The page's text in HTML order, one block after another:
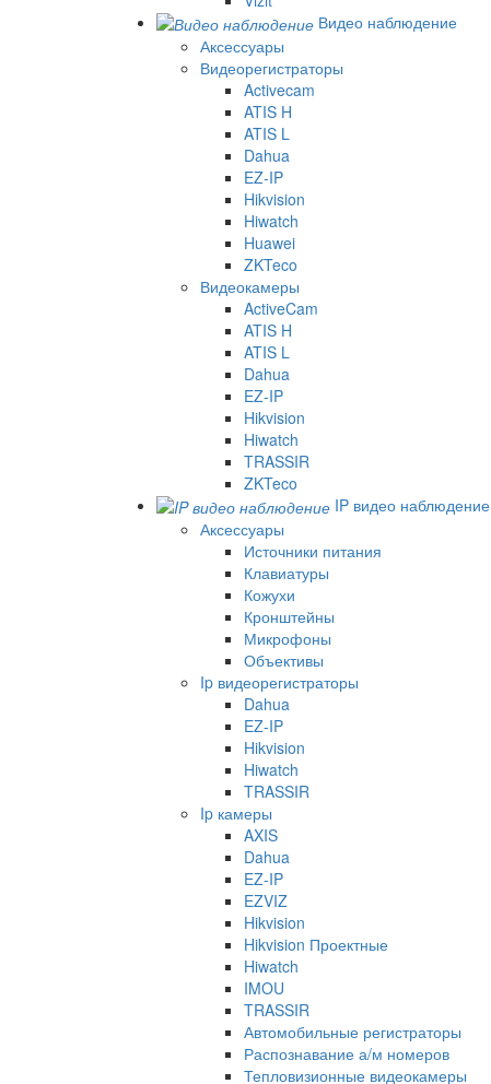
Видео наблюдение
Аксессуары
Видеорегистраторы
Activecam
ATIS H
ATIS L
Dahua
EZ-IP
Hikvision
Hiwatch
Huawei
ZKTeco
Видеокамеры
ActiveCam
ATIS H
ATIS L
Dahua
EZ-IP
Hikvision
Hiwatch
TRASSIR
ZKTeco
IP видео наблюдение
Аксессуары
Источники питания
Клавиатуры
Кожухи
Кронштейны
Микрофоны
Объективы
Ip видеорегистраторы
Dahua
EZ-IP
Hikvision
Hiwatch
TRASSIR
Ip камеры
AXIS
Dahua
EZ-IP
EZVIZ
Hikvision
Hikvision Проектные
Hiwatch
IMOU
TRASSIR
Автомобильные регистраторы
Распознавание а/м номеров
Тепловизионные видеокамеры